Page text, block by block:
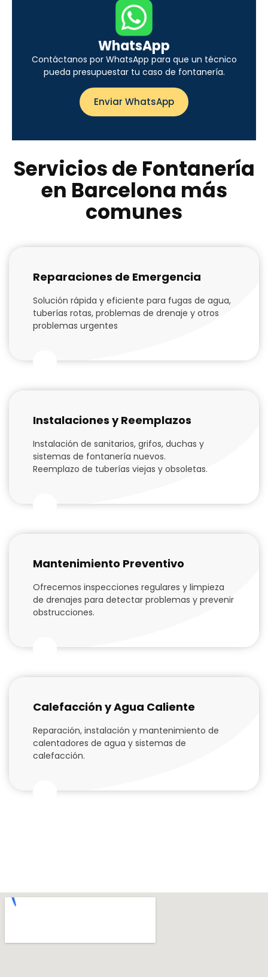
WhatsApp
Contáctanos por WhatsApp para que un técnico
pueda presupuestar tu caso de fontanería.
Enviar WhatsApp
Servicios de Fontanería
en Barcelona más
comunes
Reparaciones de Emergencia
Solución rápida y eficiente para fugas de agua,
tuberías rotas, problemas de drenaje y otros
problemas urgentes
Instalaciones y Reemplazos
Instalación de sanitarios, grifos, duchas y
sistemas de fontanería nuevos.
Reemplazo de tuberías viejas y obsoletas.
Mantenimiento Preventivo
Ofrecemos inspecciones regulares y limpieza
de drenajes para detectar problemas y prevenir
obstrucciones.
Calefacción y Agua Caliente
Reparación, instalación y mantenimiento de
calentadores de agua y sistemas de
calefacción.